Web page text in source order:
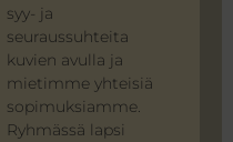
syy- ja
seuraussuhteita
kuvien avulla ja
mietimme yhteisiä
sopimuksiamme.
Ryhmässä lapsi